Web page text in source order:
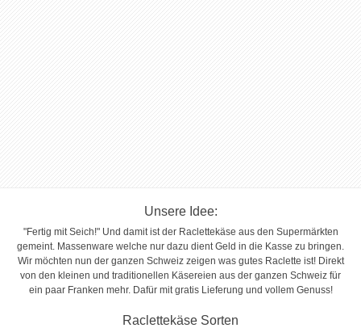
Unsere Idee:
"Fertig mit Seich!" Und damit ist der Raclettekäse aus den Supermärkten
gemeint. Massenware welche nur dazu dient Geld in die Kasse zu bringen.
Wir möchten nun der ganzen Schweiz zeigen was gutes Raclette ist! Direkt
von den kleinen und traditionellen Käsereien aus der ganzen Schweiz für
ein paar Franken mehr. Dafür mit gratis Lieferung und vollem Genuss!
Raclettekäse Sorten